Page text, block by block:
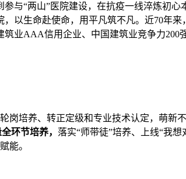
与“两山”医院建设，在抗疫一线淬炼初
以生命赴使命，用平凡筑不凡。近70年
业AAA信用企业、中国建筑业竞争力
岗培养、转正定级和专业技术认定，萌新不
环节培养， 落实“师带徒”培养、上线“我想
能。